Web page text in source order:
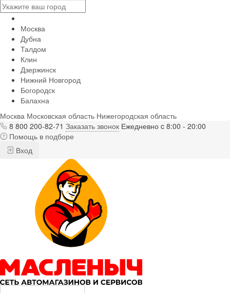
Москва
Дубна
Талдом
Клин
Дзержинск
Нижний Новгород
Богородск
Балахна
Москва Московская область Нижегородская область
8 800 200-82-71 Заказать звонок Ежедневно c 8:00 - 20:00
Помощь в подборе
Вход